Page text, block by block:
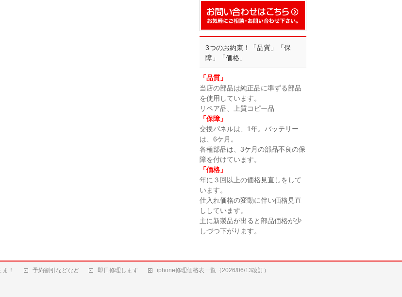
3つのお約束！「品質」「保
障」「価格」
「品質」
当店の部品は純正品に準ずる部品
を使用しています。
リペア品、上質コピー品
「保障」
交換パネルは、1年。バッテリー
は、6ケ月。
各種部品は、3ケ月の部品不良の保
障を付けています。
「価格」
年に３回以上の価格見直しをして
います。
仕入れ価格の変動に伴い価格見直
ししています。
主に新製品が出ると部品価格が少
しづつ下がります。
！ 予約割引などなど 即日修理します
iphone修理価格表一覧（2026/06/13改訂）